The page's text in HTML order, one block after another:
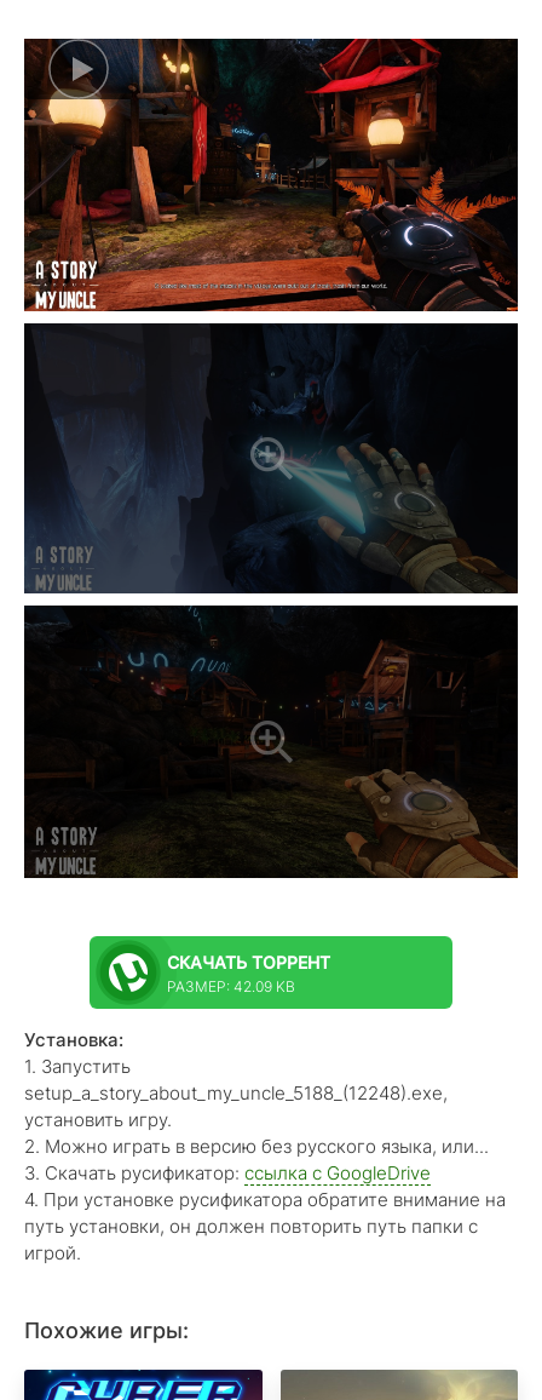
СКАЧАТЬ ТОРРЕНТ
РАЗМЕР: 42.09 KB
Установка:
1. Запустить
setup_a_story_about_my_uncle_5188_(12248).exe,
установить игру.
2. Можно играть в версию без русского языка, или...
3. Скачать русификатор: ссылка с GoogleDrive
4. При установке русификатора обратите внимание на
путь установки, он должен повторить путь папки с
игрой.
Похожие игры: